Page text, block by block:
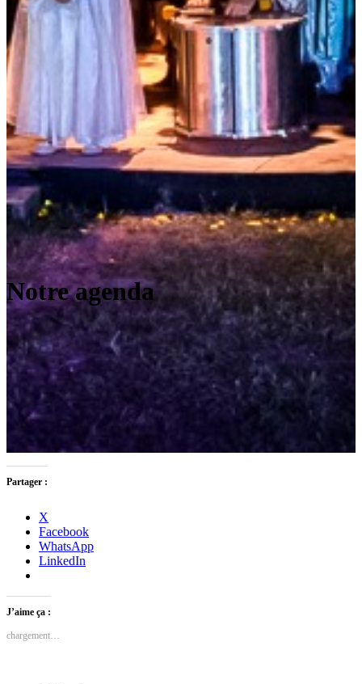
Notre agenda
Partager :
X
Facebook
WhatsApp
LinkedIn
J’aime ça :
chargement…